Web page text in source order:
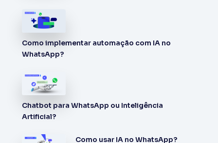
Como implementar automação com IA no
WhatsApp?
Chatbot para WhatsApp ou Inteligência
Artificial?
Como usar IA no WhatsApp?